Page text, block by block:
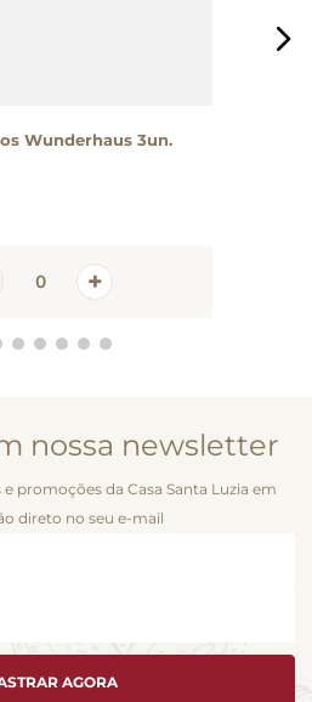
Wunderhaus 3un.
nossa newsletter
promoções da Casa Santa Luzia em
direto no seu e-mail
AGORA